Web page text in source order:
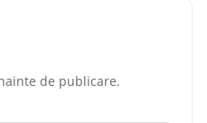
de publicare.